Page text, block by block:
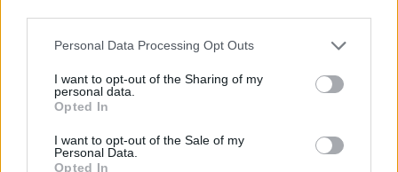
Personal Data Processing Opt Outs
I want to opt-out of the Sharing of my
personal data.
Opted In
I want to opt-out of the Sale of my
Personal Data.
Opted In